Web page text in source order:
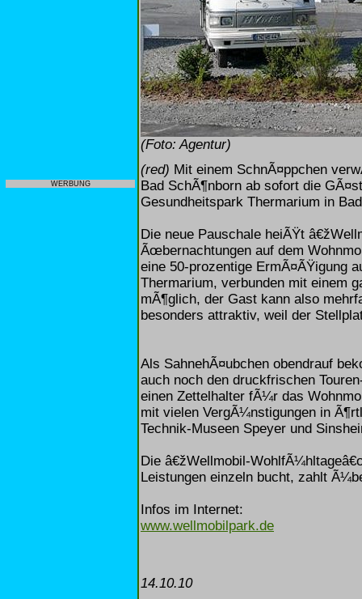
WERBUNG
(Foto: Agentur)
(red) Mit einem SchnÃ¤ppchen
Bad SchÃ¶nborn ab sofort die
Gesundheitspark Thermarium in
Die neue Pauschale heiÃŸt
Ãœbernachtungen auf dem
eine 50-prozentige ErmÃ¤ÃŸigung
Thermarium, verbunden mit einem
mÃ¶glich, der Gast kann also
besonders attraktiv, weil der
Als SahnehÃ¤ubchen obendrauf
auch noch den druckfrischen
einen Zettelhalter fÃ¼r das
mit vielen VergÃ¼nstigungen in
Technik-Museen Speyer und
Die â€žWellmobil-
Leistungen einzeln bucht, zahlt
Infos im Internet:
www.wellmobilpark.de
14.10.10